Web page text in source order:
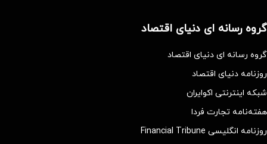
گروه رسانه ای دنیای اقتصاد
گروه رسانه ای دنیای اقتصاد
روزنامه دنیای اقتصاد
شبکه اینترنتی اکوایران
هفته‌نامه تجارت فردا
روزنامه انگلیسی Financial Tribune